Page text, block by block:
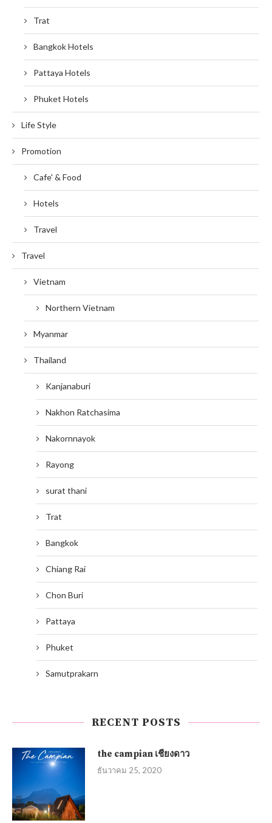
Trat
Bangkok Hotels
Pattaya Hotels
Phuket Hotels
Life Style
Promotion
Cafe' & Food
Hotels
Travel
Travel
Vietnam
Northern Vietnam
Myanmar
Thailand
Kanjanaburi
Nakhon Ratchasima
Nakornnayok
Rayong
surat thani
Trat
Bangkok
Chiang Rai
Chon Buri
Pattaya
Phuket
Samutprakarn
RECENT POSTS
the campian เชียงดาว
ธันวาคม 25, 2020